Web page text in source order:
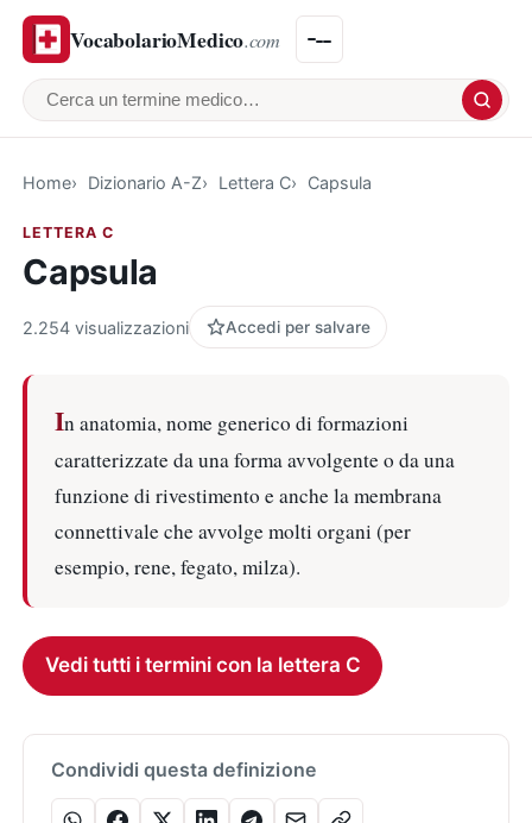
VocabolarioMedico.com
Cerca un termine medico
Home Dizionario A-Z Lettera C Capsula
LETTERA C
Capsula
2.254 visualizzazioni Accedi per salvare
In anatomia, nome generico di formazioni
caratterizzate da una forma avvolgente o da una
funzione di rivestimento e anche la membrana
connettivale che avvolge molti organi (per
esempio, rene, fegato, milza).
Vedi tutti i termini con la lettera C
Condividi questa definizione